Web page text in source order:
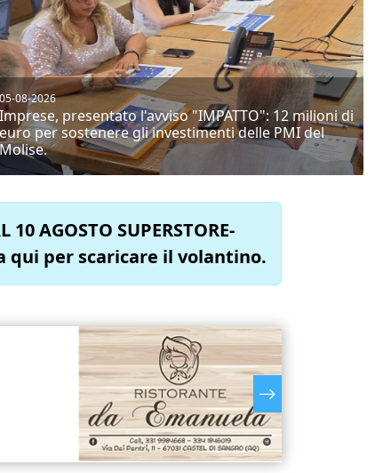
05-08-2026
Imprese, presentato l'avviso "IMPATTO": 12 milioni di
euro per sostenere gli investimenti delle PMI del
Molise.
10 AGOSTO SUPERSTORE-
qui per scaricare il volantino.